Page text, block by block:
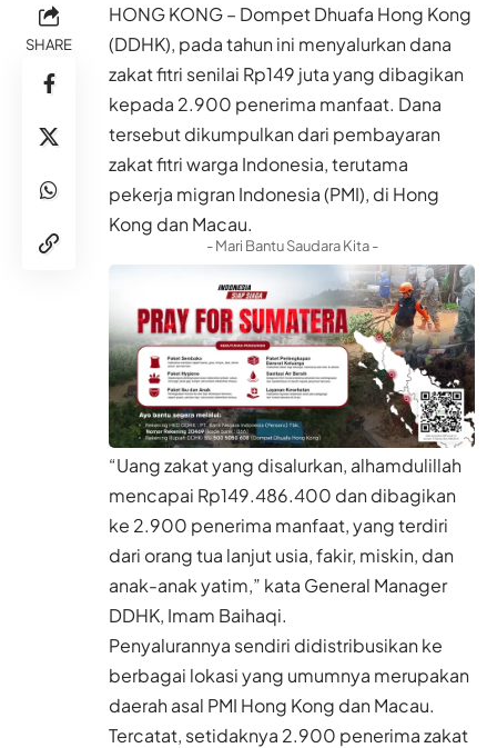
SHARE
HONG KONG – Dompet Dhuafa Hong Kong
(DDHK), pada tahun ini menyalurkan dana
zakat fitri senilai Rp149 juta yang dibagikan
kepada 2.900 penerima manfaat. Dana
tersebut dikumpulkan dari pembayaran
zakat fitri warga Indonesia, terutama
pekerja migran Indonesia (PMI), di Hong
Kong dan Macau.
- Mari Bantu Saudara Kita -
“Uang zakat yang disalurkan, alhamdulillah
mencapai Rp149.486.400 dan dibagikan
ke 2.900 penerima manfaat, yang terdiri
dari orang tua lanjut usia, fakir, miskin, dan
anak-anak yatim,” kata General Manager
DDHK, Imam Baihaqi.
Penyalurannya sendiri didistribusikan ke
berbagai lokasi yang umumnya merupakan
daerah asal PMI Hong Kong dan Macau.
Tercatat, setidaknya 2.900 penerima zakat